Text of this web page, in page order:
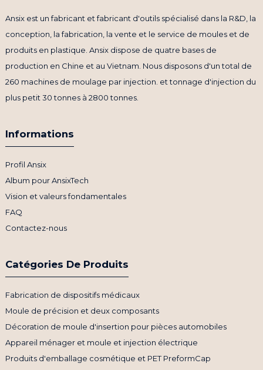
Ansix est un fabricant et fabricant d'outils spécialisé dans la R&D, la
conception, la fabrication, la vente et le service de moules et de
produits en plastique. Ansix dispose de quatre bases de
production en Chine et au Vietnam. Nous disposons d'un total de
260 machines de moulage par injection. et tonnage d'injection du
plus petit 30 tonnes à 2800 tonnes.
Informations
Profil Ansix
Album pour AnsixTech
Vision et valeurs fondamentales
FAQ
Contactez-nous
Catégories De Produits
Fabrication de dispositifs médicaux
Moule de précision et deux composants
Décoration de moule d'insertion pour pièces automobiles
Appareil ménager et moule et injection électrique
Produits d'emballage cosmétique et PET PreformCap